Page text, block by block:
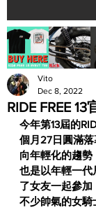
RIDE FREE
Vito
Dec 8, 2022
今年第13屆的
個月27日圓滿
向年輕化的趨
也是以年輕一
了女友一起參加
不少帥氣的女